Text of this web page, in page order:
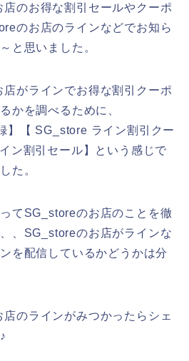
のお得な割引セールやクーポ
のお店のラインなどでお知ら
と思いました。
がラインでお得な割引クーポ
かを調べるために、
】【 SG_store ライン割引クー
ン割引セール】という感じで
た。
てSG_storeのお店のことを徹
、SG_storeのお店がラインな
を配信しているかどうかは分
のラインがみつかったらシェ